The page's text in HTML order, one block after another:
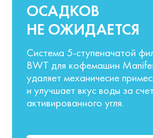
ОСАДКОВ
НЕ ОЖИДАЕТСЯ
Система 5-ступеначатой
BWT для кофемашин
удаляет механичесие
и улучшает вкус воды за счет
активированного угля.